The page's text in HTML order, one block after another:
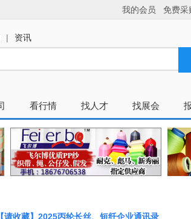
【请收藏】2025丙纶长丝、短纤企业通讯录